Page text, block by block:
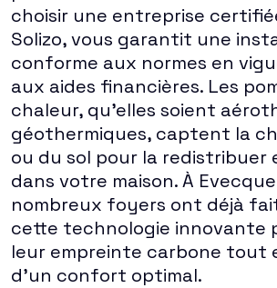
choisir une entreprise
Solizo, vous garantit une
conforme aux normes en
aux aides financières. Les
chaleur, qu'elles soient
géothermiques, captent la
ou du sol pour la redistribuer
dans votre maison. À
nombreux foyers ont déjà
cette technologie innovante
leur empreinte carbone tout
d'un confort optimal.